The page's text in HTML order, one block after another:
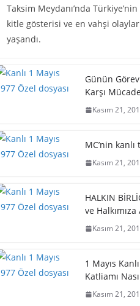
Taksim Meydanı’nda
kitle gösterisi ve en vahşi
yaşandı.
Günün
Karşı
Kasım 21,
MC’nin
Kasım 21,
HALKIN
ve Halkımıza
Kasım 21,
1 Mayıs
Katliamı
Kasım 21,